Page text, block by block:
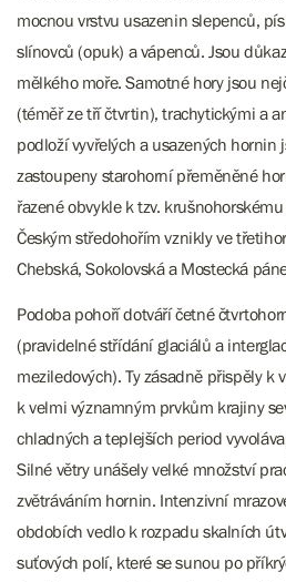
mocnou vrstvu usazenin slepenců,
slínovců (opuk) a vápenců. Jsou
mělkého moře. Samotné hory jsou
(téměř ze tří čtvrtin), trachytickými a
podloží vyvřelých a usazených hornin
zastoupeny starohorní přeměněné
řazené obvykle k tzv.
Českým středohořím vznikly ve
Chebská, Sokolovská a Mostecká
Podoba pohoří dotváří četné
(pravidelné střídání glaciálů a
meziledových). Ty zásadně přispěly k
k velmi významným prvkům krajiny
chladných a teplejších period
Silné větry unášely velké množství
zvětráváním hornin. Intenzivní
obdobích vedlo k rozpadu skalních
suťových polí, které se sunou po